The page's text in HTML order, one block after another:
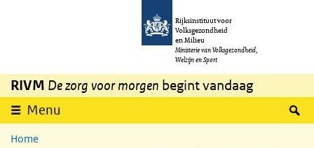
Overslaan en naar de inhoud gaan
Rijksinstituut voor
Volksgezondheid
en Milieu
Ministerie van Volksgezondheid,
Welzijn en Sport
RIVM De zorg voor morgen begint vandaag
Menu
Home